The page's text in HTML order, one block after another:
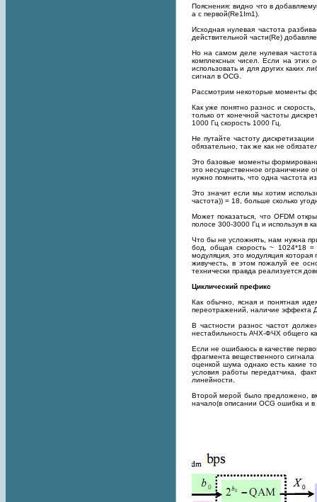
Пояснения: видно что в
а с первой(Re1Im1).
Исходная нулевая частота
действительной части(Re)
Но на самом деле нулевая
комплексных чисел. Если на этих
использовать и для других каких
сигнал в OCG.
Рассмотрим некоторые моменты
Как уже понятно разнос и
только от конечной частоты
1000 Гц скорость 1000 Гц.
Не путайте частоту
обязательно, так же как не
Это базовые моменты
это несущественное ограничение
нужно помнить, что одна частота
Это значит если мы хотим
частота)) = 18, больше сколько
Может показаться, что OFDM
полосе 300-3000 Гц и используя в
Что бы не усложнять, нам нужна
бод, общая скорость ~ 1024*18 =
модуляция, это модуляция которая
живучесть, в этом пожалуй ее
технически правда реализуется
Циклический префикс
Как обычно, ясная и понятная
переотражений, наличие эффекта
В частности разнос частот
нестабильность АЧХ-ФЧХ общего
Если не ошибаюсь в качестве
фрагмента вещественного
оценкой шума однако есть какие
условия работы передатчика,
линейности.
Второй мерой было предложено,
начало(в описании OCG ошибка и